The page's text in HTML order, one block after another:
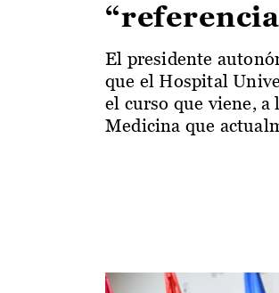
El presidente
que el Hospital
el curso que viene,
Medicina que